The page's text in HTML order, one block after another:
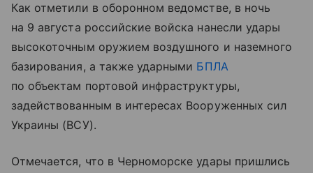
Как отметили в оборонном ведомстве, в ночь
на 9 августа российские войска нанесли удары
высокоточным оружием воздушного и наземного
базирования, а также ударными БПЛА
по объектам портовой инфраструктуры,
задействованным в интересах Вооруженных сил
Украины (ВСУ).
Отмечается, что в Черноморске удары пришлись